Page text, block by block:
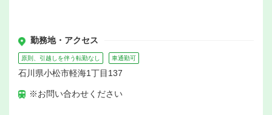
勤務地・アクセス
原則、引越しを伴う転勤なし 車通勤可
石川県小松市軽海1丁目137
※お問い合わせください